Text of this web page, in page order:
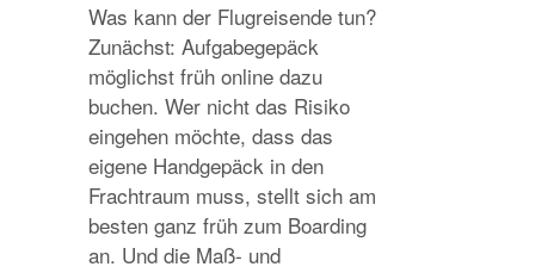
Was kann der Flugreisende tun?
Zunächst: Aufgabegepäck
möglichst früh online dazu
buchen. Wer nicht das Risiko
eingehen möchte, dass das
eigene Handgepäck in den
Frachtraum muss, stellt sich am
besten ganz früh zum Boarding
an. Und die Maß- und